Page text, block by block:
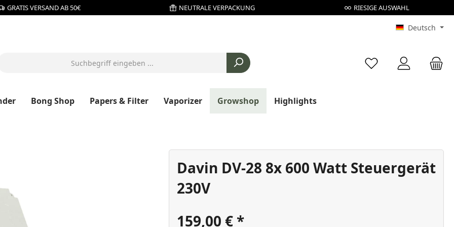
GRATIS VERSAND AB 50€ NEUTRALE VERPACKUNG RIESIGE AUSWAHL
Deutsch
Du hast 0 Produkte
Bong Shop Papers & Filter Vaporizer Growshop Highlights
Davin DV-28 8x 600 Watt Steuergerät
230V
159,00 €